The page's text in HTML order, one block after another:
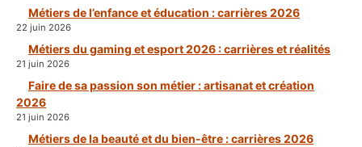
Métiers de l’enfance et éducation : carrières 2026
22 juin 2026
Métiers du gaming et esport 2026 : carrières et réalités
21 juin 2026
Faire de sa passion son métier : artisanat et création
2026
21 juin 2026
Métiers de la beauté et du bien-être : carrières 2026